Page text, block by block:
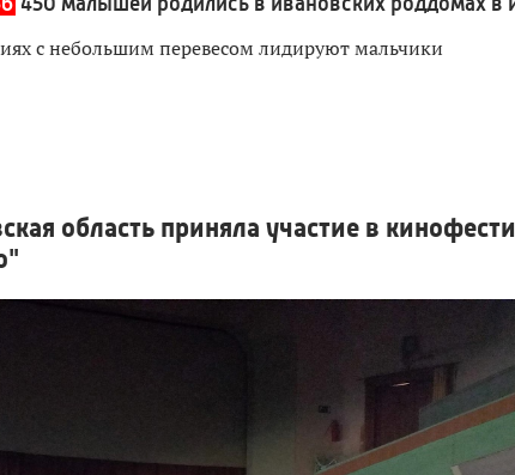
с небольшим перевесом лидируют мальчики
область приняла участие в